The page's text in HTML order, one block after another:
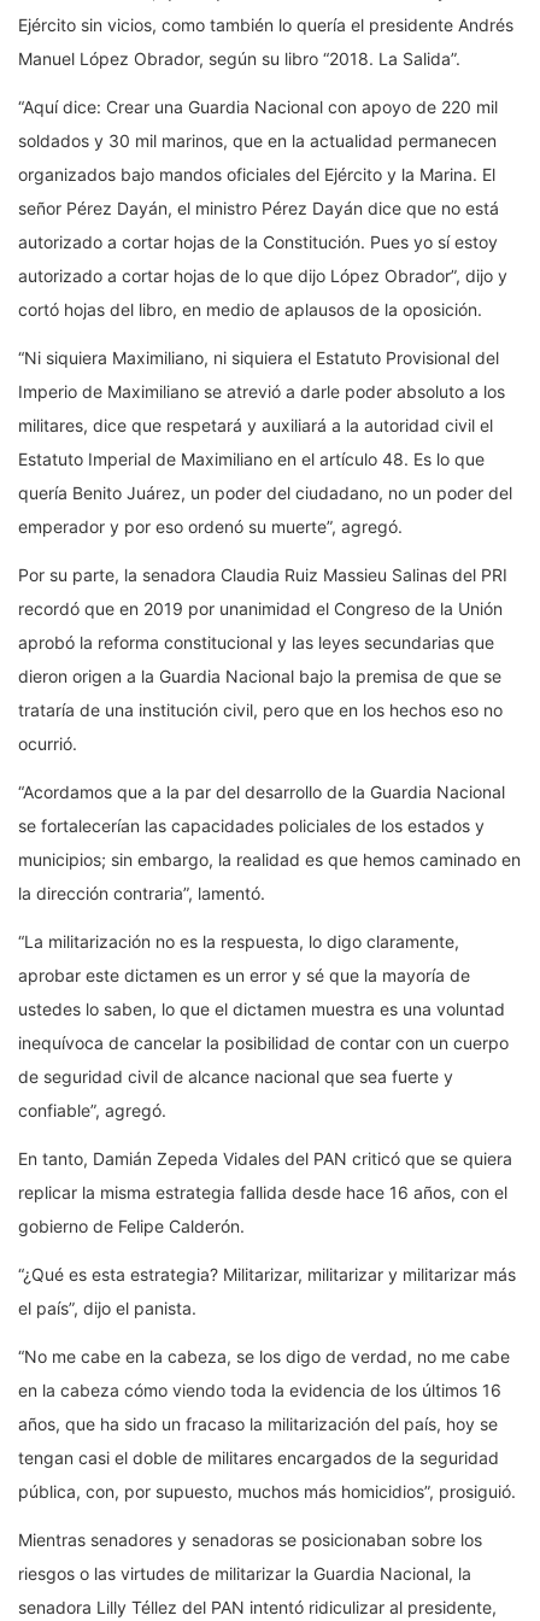
Ejército sin vicios, como también lo quería el presidente Andrés
Manuel López Obrador, según su libro “2018. La Salida”.
“Aquí dice: Crear una Guardia Nacional con apoyo de 220 mil
soldados y 30 mil marinos, que en la actualidad permanecen
organizados bajo mandos oficiales del Ejército y la Marina. El
señor Pérez Dayán, el ministro Pérez Dayán dice que no está
autorizado a cortar hojas de la Constitución. Pues yo sí estoy
autorizado a cortar hojas de lo que dijo López Obrador”, dijo y
cortó hojas del libro, en medio de aplausos de la oposición.
“Ni siquiera Maximiliano, ni siquiera el Estatuto Provisional del
Imperio de Maximiliano se atrevió a darle poder absoluto a los
militares, dice que respetará y auxiliará a la autoridad civil el
Estatuto Imperial de Maximiliano en el artículo 48. Es lo que
quería Benito Juárez, un poder del ciudadano, no un poder del
emperador y por eso ordenó su muerte”, agregó.
Por su parte, la senadora Claudia Ruiz Massieu Salinas del PRI
recordó que en 2019 por unanimidad el Congreso de la Unión
aprobó la reforma constitucional y las leyes secundarias que
dieron origen a la Guardia Nacional bajo la premisa de que se
trataría de una institución civil, pero que en los hechos eso no
ocurrió.
“Acordamos que a la par del desarrollo de la Guardia Nacional
se fortalecerían las capacidades policiales de los estados y
municipios; sin embargo, la realidad es que hemos caminado en
la dirección contraria”, lamentó.
“La militarización no es la respuesta, lo digo claramente,
aprobar este dictamen es un error y sé que la mayoría de
ustedes lo saben, lo que el dictamen muestra es una voluntad
inequívoca de cancelar la posibilidad de contar con un cuerpo
de seguridad civil de alcance nacional que sea fuerte y
confiable”, agregó.
En tanto, Damián Zepeda Vidales del PAN criticó que se quiera
replicar la misma estrategia fallida desde hace 16 años, con el
gobierno de Felipe Calderón.
“¿Qué es esta estrategia? Militarizar, militarizar y militarizar más
el país”, dijo el panista.
“No me cabe en la cabeza, se los digo de verdad, no me cabe
en la cabeza cómo viendo toda la evidencia de los últimos 16
años, que ha sido un fracaso la militarización del país, hoy se
tengan casi el doble de militares encargados de la seguridad
pública, con, por supuesto, muchos más homicidios”, prosiguió.
Mientras senadores y senadoras se posicionaban sobre los
riesgos o las virtudes de militarizar la Guardia Nacional, la
senadora Lilly Téllez del PAN intentó ridiculizar al presidente,